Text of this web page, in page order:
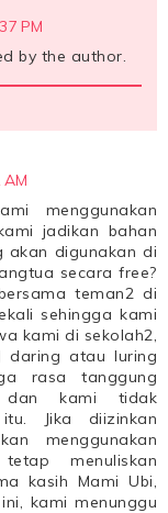
PM
by the author.
menggunakan
jadikan bahan
akan digunakan di
secara free?
teman2 di
sehingga kami
kami di sekolah2,
daring atau luring
rasa tanggung
kami tidak
Jika diizinkan
menggunakan
menuliskan
kasih Mami Ubi,
kami menunggu